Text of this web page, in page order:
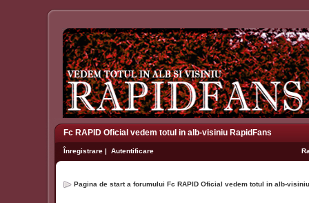
Fc RAPID Oficial vedem totul in alb-visiniu RapidFans
Înregistrare | Autentificare
Pagina de start a forumului Fc RAPID Oficial vedem totul in alb-